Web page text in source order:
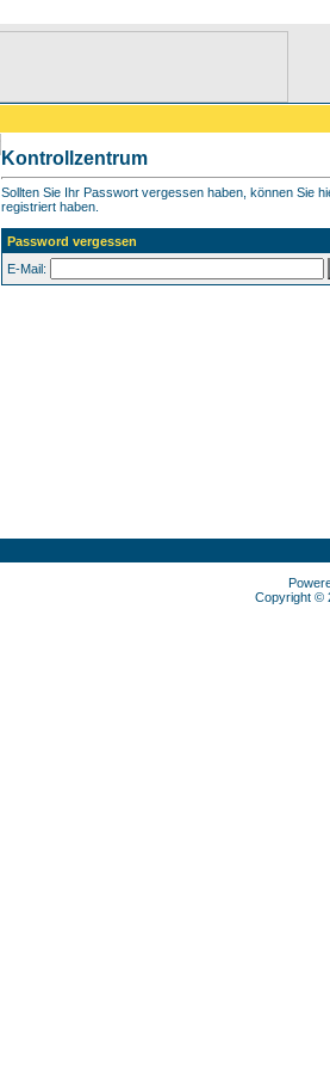
Kontrollzentrum
Sollten Sie Ihr Passwort vergessen haben, können Sie
registriert haben.
Password vergessen
E-Mail:
Copyright ©